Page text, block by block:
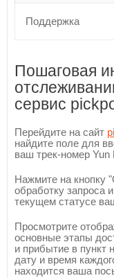
Поддержка
Пошаговая
сервис
Перейдите на сайт
найдите поле для
ваш трек-номер
Нажмите на кнопку
обработку запроса
текущем статусе
Просмотрите
основные этапы
и прибытие в пункт
дату и время
находится ваша